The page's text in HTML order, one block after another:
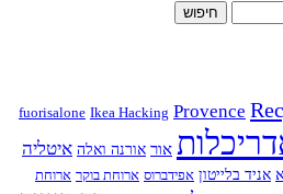
fuorisalone Ikea Hacking Provence
אור אורנה ואלה איטליה
אניד בלייטון אפידברוס ארוחת בוקר ארוחת